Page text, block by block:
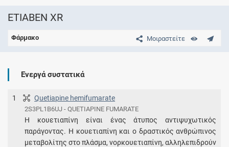
ETIABEN XR
Μοιραστείτε
Φάρμακο
Ενεργά συστατικά
1 Quetiapine hemifumarate
2S3PL1B6UJ - QUETIAPINE FUMARATE
Η κουετιαπίνη είναι ένας άτυπος αντιψυχωτικός
παράγοντας. Η κουετιαπίνη και ο δραστικός ανθρώπινος
μεταβολίτης στο πλάσμα, νορκουετιαπίνη, αλληλεπιδρούν